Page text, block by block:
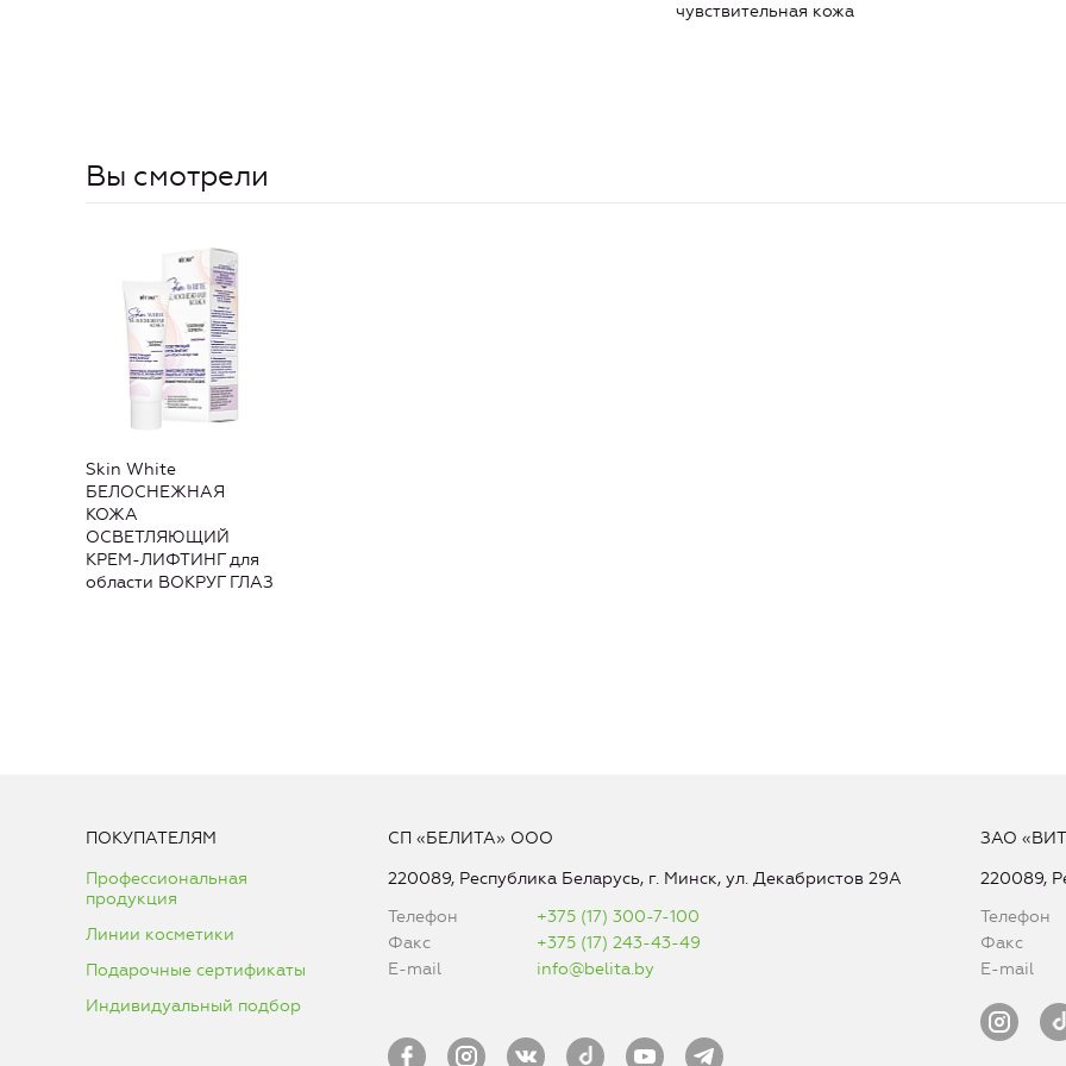
чувствительная кожа
Вы смотрели
Skin White
БЕЛОСНЕЖНАЯ
КОЖА
ОСВЕТЛЯЮЩИЙ
КРЕМ-ЛИФТИНГ для
области ВОКРУГ ГЛАЗ
ПОКУПАТЕЛЯМ
Профессиональная
продукция
Линии косметики
Подарочные сертификаты
Индивидуальный подбор
СП «БЕЛИТА» ООО
220089, Республика Беларусь, г. Минск, ул. Декабристов 29А
Телефон
+375 (17) 300-7-100
Факс
+375 (17) 243-43-49
E-mail
info@belita.by
ЗАО
220089,
Телефон
Факс
E-mail